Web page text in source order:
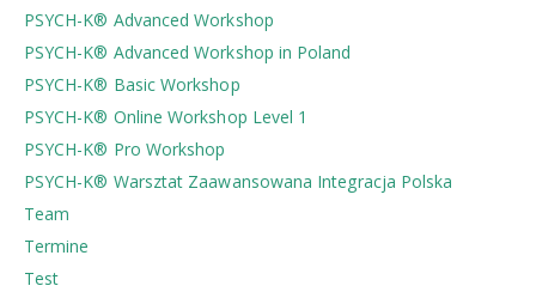
PSYCH-K® Advanced Workshop
PSYCH-K® Advanced Workshop in Poland
PSYCH-K® Basic Workshop
PSYCH-K® Online Workshop Level 1
PSYCH-K® Pro Workshop
PSYCH-K®️ Warsztat Zaawansowana Integracja Polska
Team
Termine
Test